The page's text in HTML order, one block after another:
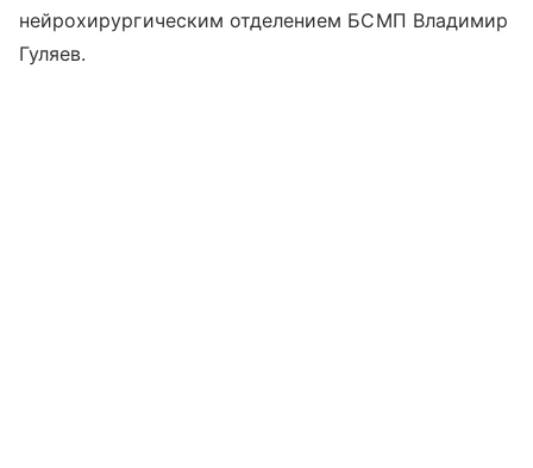
нейрохирургическим отделением БСМП Владимир
Гуляев.